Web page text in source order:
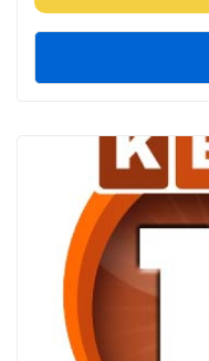
nhánh ở khắp TP.Hồ